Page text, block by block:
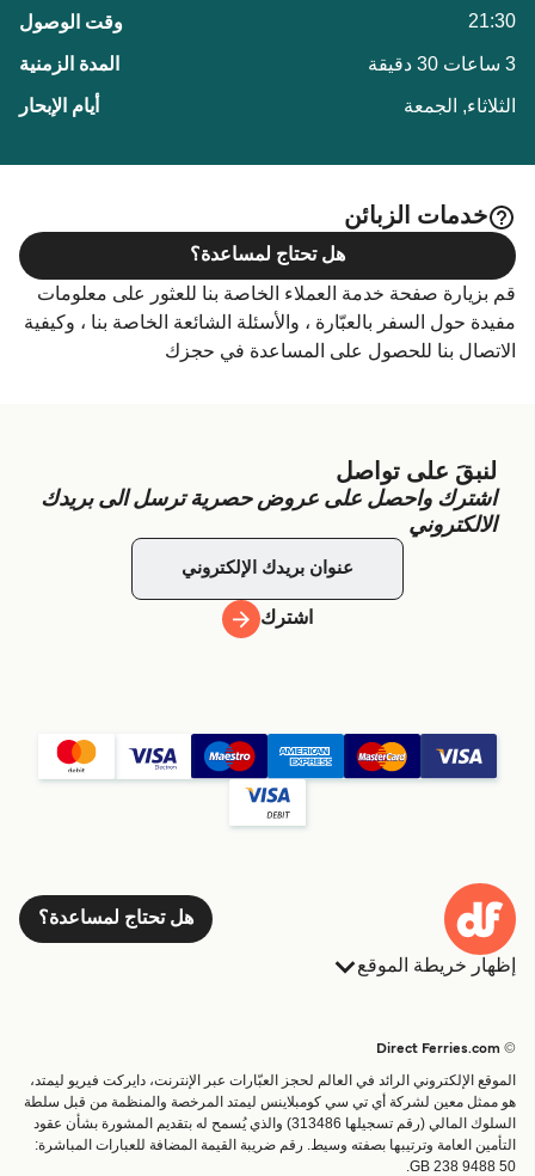
21:30
3 ساعات 30 دقيقة
الثلاثاء, الجمعة
خدمات الزبائن
قم بزيارة صفحة خدمة العملاء الخاصة بنا للعثور على معلومات
مفيدة حول السفر بالعبّارة ، والأسئلة الشائعة الخاصة بنا ، وكيفية
الاتصال بنا للحصول على المساعدة في حجزك
هل تحتاج لمساعدة؟
لنبقَ على تواصل
اشترك واحصل على عروض حصرية ترسل الى بريدك
الالكتروني
اشترك
هل تحتاج لمساعدة؟
إظهار خريطة الموقع
البلدان
خدمات الزبائن
الباحث عن الرحلات والموانئ
تذاكر العبّارة
العبارات
شحن
عبارة صغيرة
القطار والعبارة
© Direct Ferries.com
الموقع الإلكتروني الرائد في العالم لحجز العبّارات عبر الإنترنت، دايركت فيريو ليمتد،
هو ممثل معين لشركة أي تي سي كومبلاينس ليمتد المرخصة والمنظمة من قبل سلطة
السلوك المالي (رقم تسجيلها 313486) والذي يُسمح له بتقديم المشورة بشأن عقود
التأمين العامة وترتيبها بصفته وسيط. رقم ضريبة القيمة المضافة للعبارات المباشرة:
GB 238 9488 50.